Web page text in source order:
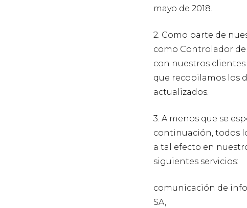
mayo de 2018.
2. Como parte de
como Controlador
con nuestros clientes
que recopilamos los
actualizados.
3. A menos que se
continuación, todos
a tal efecto en
siguientes servicios:
comunicación de
SA,